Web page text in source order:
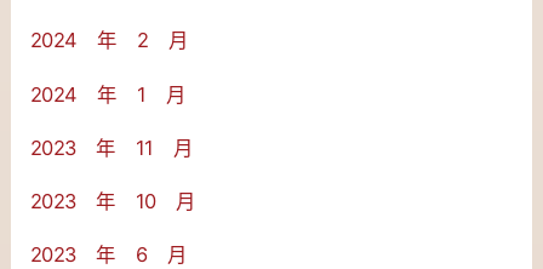
2024 年 2 月
2024 年 1 月
2023 年 11 月
2023 年 10 月
2023 年 6 月